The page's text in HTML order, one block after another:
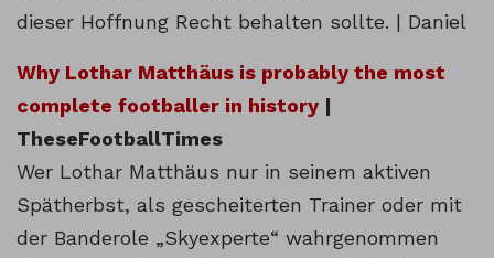
dieser Hoffnung Recht behalten sollte. | Daniel
Why Lothar Matthäus is probably the most
complete footballer in history |
TheseFootballTimes
Wer Lothar Matthäus nur in seinem aktiven
Spätherbst, als gescheiterten Trainer oder mit
der Banderole „Skyexperte“ wahrgenommen